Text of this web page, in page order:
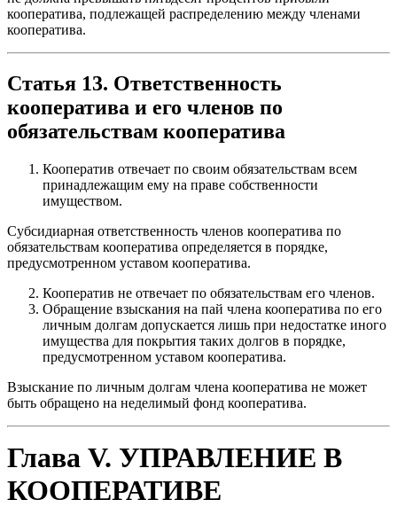
кооператива, подлежащей распределению между членами
кооператива.
Статья 13. Ответственность
кооператива и его членов по
обязательствам кооператива
Кооператив отвечает по своим обязательствам всем
принадлежащим ему на праве собственности
имуществом.
Субсидиарная ответственность членов кооператива по
обязательствам кооператива определяется в порядке,
предусмотренном уставом кооператива.
Кооператив не отвечает по обязательствам его членов.
Обращение взыскания на пай члена кооператива по его
личным долгам допускается лишь при недостатке иного
имущества для покрытия таких долгов в порядке,
предусмотренном уставом кооператива.
Взыскание по личным долгам члена кооператива не может
быть обращено на неделимый фонд кооператива.
Глава V. УПРАВЛЕНИЕ В
КООПЕРАТИВЕ